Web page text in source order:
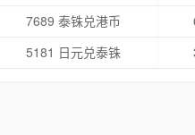
7689 泰铢兑港币
5181 日元兑泰铢